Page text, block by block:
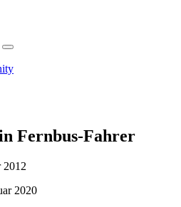
Fernbus-Fahrer
2012
2020